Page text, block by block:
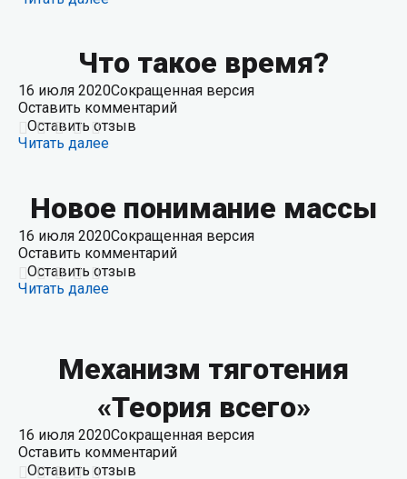
Что такое время?
16 июля 2020Сокращенная версия
Оставить комментарий
Оставить отзыв
Читать далее
Новое понимание массы
16 июля 2020Сокращенная версия
Оставить комментарий
Оставить отзыв
Читать далее
Механизм тяготения
«Теория всего»
16 июля 2020Сокращенная версия
Оставить комментарий
Оставить отзыв